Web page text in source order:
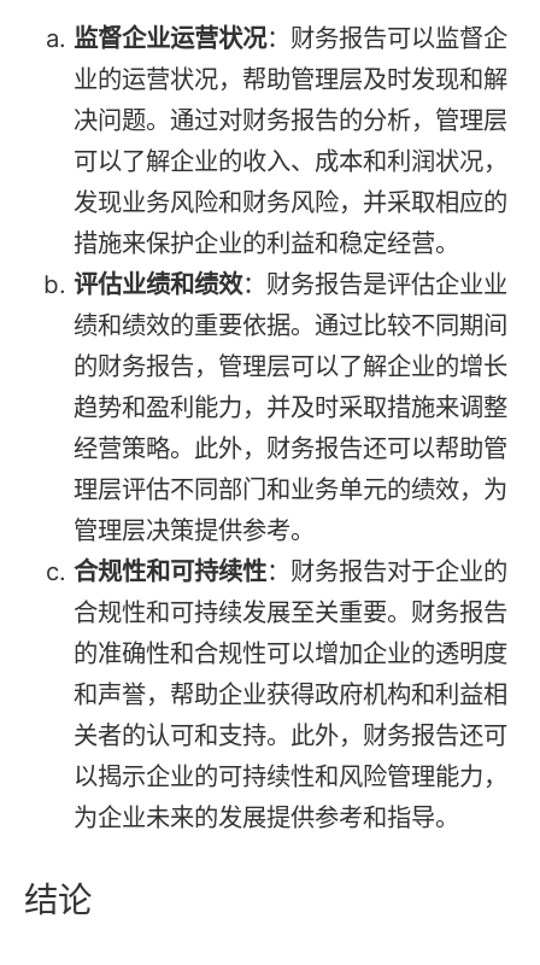
监督企业运营状况：财务报告可以监督企
业的运营状况，帮助管理层及时发现和解
决问题。通过对财务报告的分析，管理层
可以了解企业的收入、成本和利润状况，
发现业务风险和财务风险，并采取相应的
措施来保护企业的利益和稳定经营。
评估业绩和绩效：财务报告是评估企业业
绩和绩效的重要依据。通过比较不同期间
的财务报告，管理层可以了解企业的增长
趋势和盈利能力，并及时采取措施来调整
经营策略。此外，财务报告还可以帮助管
理层评估不同部门和业务单元的绩效，为
管理层决策提供参考。
合规性和可持续性：财务报告对于企业的
合规性和可持续发展至关重要。财务报告
的准确性和合规性可以增加企业的透明度
和声誉，帮助企业获得政府机构和利益相
关者的认可和支持。此外，财务报告还可
以揭示企业的可持续性和风险管理能力，
为企业未来的发展提供参考和指导。
结论